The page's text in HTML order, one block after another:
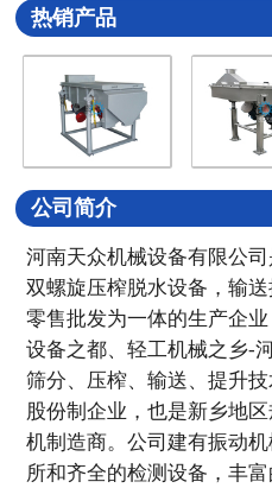
热销产品
公司简介
河南天众机械设备有限公司
双螺旋压榨脱水设备，输送
零售批发为一体的生产企
设备之都、轻工机械之乡-
筛分、压榨、输送、提升
股份制企业，也是新乡地
机制造商。公司建有振动
所和齐全的检测设备，丰